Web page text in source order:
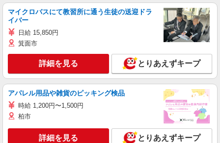
マイクロバスにて教習所に通う生徒の送迎ドラ
イバー
日給 15,850円
箕面市
詳細を見る とりあえずキープ
アパレル用品や雑貨のピッキング検品
時給 1,200円〜1,500円
柏市
詳細を見る とりあえずキープ